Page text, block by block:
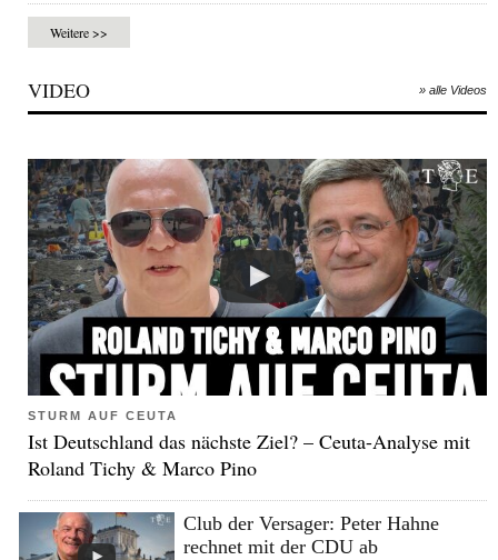
Weitere >>
VIDEO » alle Videos
STURM AUF CEUTA
Ist Deutschland das nächste Ziel? – Ceuta-Analyse mit
Roland Tichy & Marco Pino
Club der Versager: Peter Hahne
rechnet mit der CDU ab